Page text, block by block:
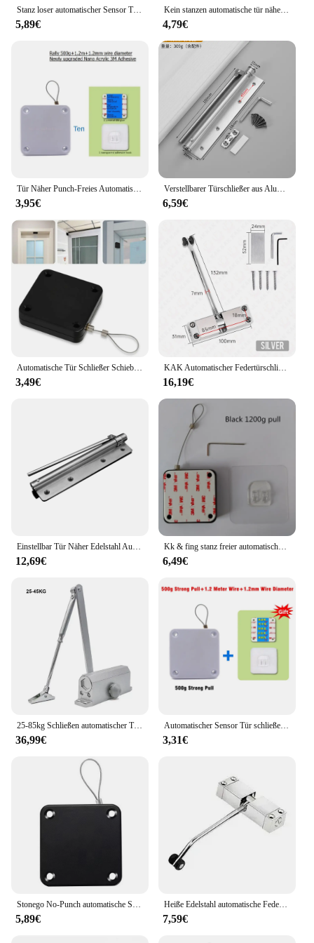
Stanz loser automatischer Sensor Tür schließer verstellbare Oberfläche Tür stopper halterung Zug schnur Tür schließer für gewerbliche Wohngebäude
5,89€
Kein stanzen automatische tür näher schließen schiebetür holztür hause schließer
4,79€
Tür Näher Punch-Freies Automatische Tür Schließer Für Schubladen Rawstring Tür Näher Halterung Tür Automatische Näher
3,95€
Verstellbarer Türschließer aus Aluminiumlegierung, automatische Feder, sanft schließend, feuerfest, robuste Hardware WF
6,59€
3,49€
KAK Automatischer Federtürschließer aus Edelstahl, Türschließvorrichtung, kann das Türschließvorrichtung anpassen, Möbeltürbeschläge
16,19€
12,69€
Kk & fing stanz freier automatischer Tür schließer 500g-1200g Drahtseil versenkbare Tür beschläge für automatische Wiederherstellung spulen schließ vorrichtung
6,49€
25-85kg Schließen automatischer Tür schließer hydraulisch einstellbare Geschwindigkeit Position ierung Tür stopper Schutz Tür halter Hardware, 1St
36,99€
Automatischer Sensor Tür schließer stanz frei Tür stopper mit einstellbarer Oberfläche schließt automatisch die Tür halterung näher
3,31€
5,89€
Heiße Edelstahl automatische Feder Tür schließer Türen Schließ vorrichtung kann die Tür schließ vorrichtung Möbel Türbeschläge einstellen
7,59€